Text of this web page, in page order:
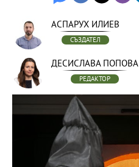
АСПАРУХ ИЛИЕВ
СЪЗДАТЕЛ
ДЕСИСЛАВА ПОПОВА
РЕДАКТОР